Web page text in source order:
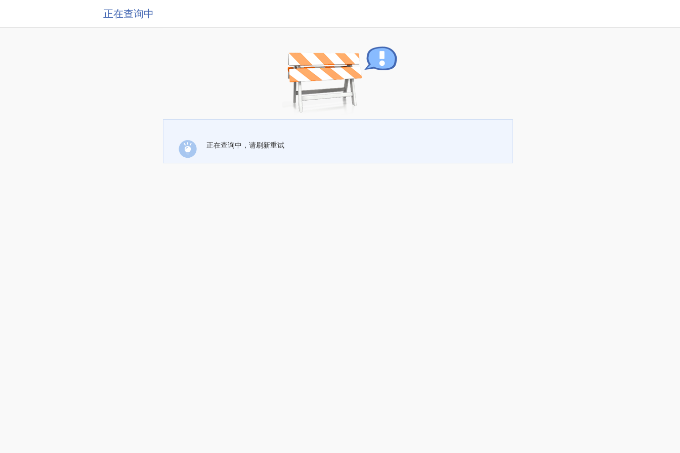
正在查询中
正在查询中，请刷新重试